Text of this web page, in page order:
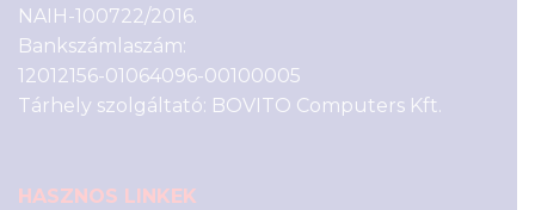
NAIH-100722/2016.
Bankszámlaszám:
12012156-01064096-00100005
Tárhely szolgáltató: BOVITO Computers Kft.
HASZNOS LINKEK